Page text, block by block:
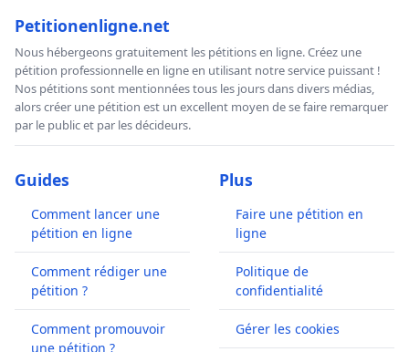
Petitionenligne.net
Nous hébergeons gratuitement les pétitions en ligne. Créez une
pétition professionnelle en ligne en utilisant notre service puissant !
Nos pétitions sont mentionnées tous les jours dans divers médias,
alors créer une pétition est un excellent moyen de se faire remarquer
par le public et par les décideurs.
Guides
Comment lancer une
pétition en ligne
Comment rédiger une
pétition ?
Comment promouvoir
une pétition ?
Plus
Faire une pétition en
ligne
Politique de
confidentialité
Gérer les cookies